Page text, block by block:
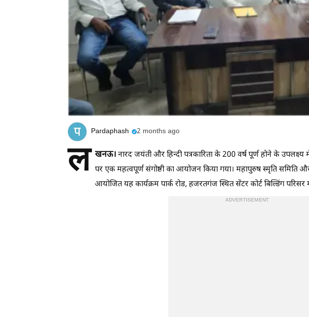
Pardaphash 2 months ago
ल खनऊ। नारद जयंती और हिन्दी पत्रकारिता के 200 वर्ष पूर्ण होने के
पर एक महत्वपूर्ण संगोष्ठी का आयोजन किया गया। महापुरुष स्मृति समिति
आयोजित यह कार्यक्रम पार्क रोड, हजरतगंज स्थित सेंटर कोर्ट बिल्डिंग
ADVERTISEMENT